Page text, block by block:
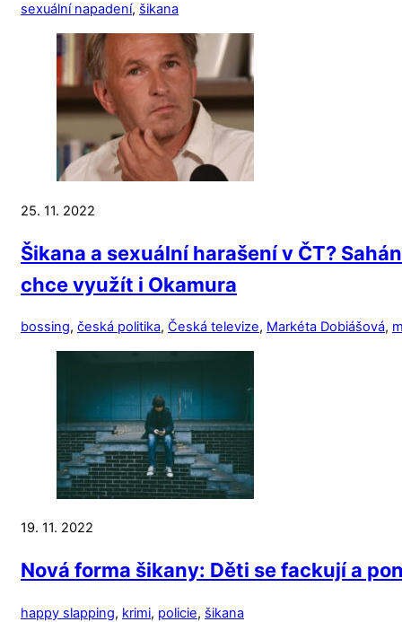
sexuální napadení, šikana
25. 11. 2022
Šikana a sexuální harašení v ČT?
chce využít i Okamura
bossing, česká politika, Česká televize, Markéta Dobiášová,
19. 11. 2022
Nová forma šikany: Děti se fackují a
happy slapping, krimi, policie, šikana